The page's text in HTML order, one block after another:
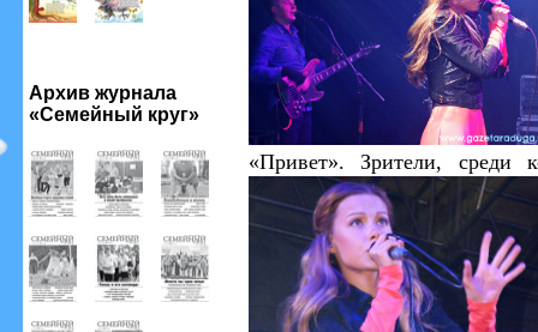
Архив журнала
«Семейный круг»
«Привет».Зрители, среди